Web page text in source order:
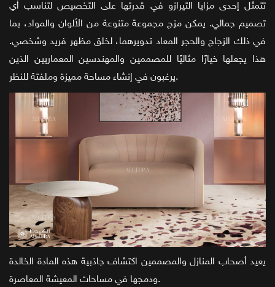
تتمثل إحدى مزايا التيرازو في قدرتها على التخصيص لتناسب أي
تصميم جمالي. يمكن مزج مجموعة متنوعة من الألوان والمواد، بما
في ذلك الزجاج والحجر المعاد تدويرهما، لخلق مظهر فريد وشخصي.
هذا يجعلها خيارًا مثاليًا للمصممين والمهندسين المعماريين الذين
يرغبون في إنشاء مساحة مميزة وملفتة للنظر.
يعيد أصحاب المنازل والمصممين اكتشاف جاذبية هذه المادة الخالدة
ودمجها في مساحات المعيشة المعاصرة.